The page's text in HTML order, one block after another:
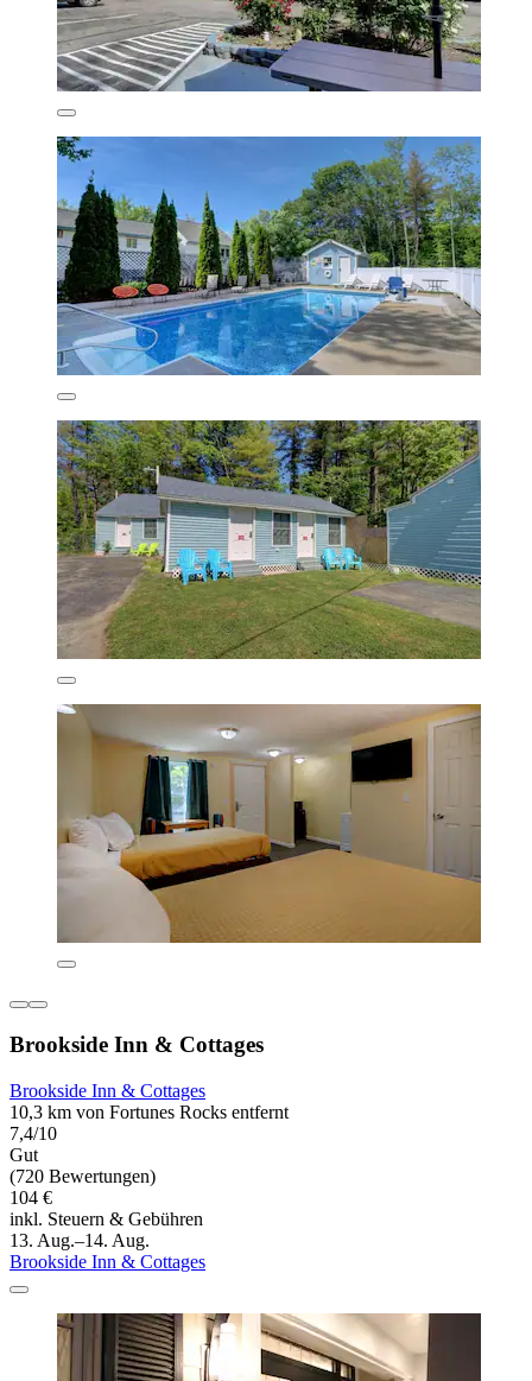
Brookside Inn & Cottages
Brookside Inn & Cottages
10,3 km von Fortunes Rocks entfernt
7,4/10
Gut
(720 Bewertungen)
104 €
inkl. Steuern & Gebühren
13. Aug.–14. Aug.
Brookside Inn & Cottages